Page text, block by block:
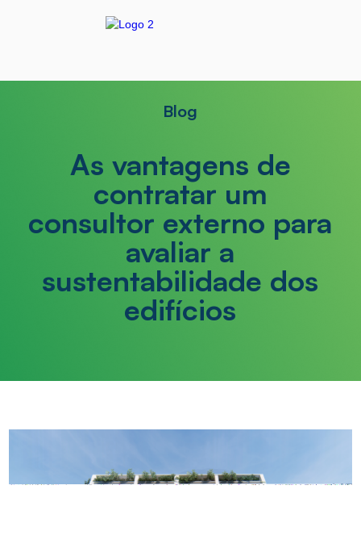
Blog
As vantagens de
contratar um
consultor externo para
avaliar a
sustentabilidade dos
edifícios